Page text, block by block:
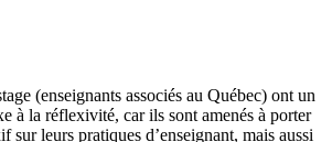
(enseignants associés au Québec) ont un
à la réflexivité, car ils sont amenés à porter
sur leurs pratiques d’enseignant, mais aussi